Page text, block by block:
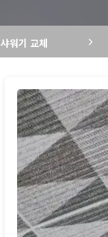
샤워기 교체